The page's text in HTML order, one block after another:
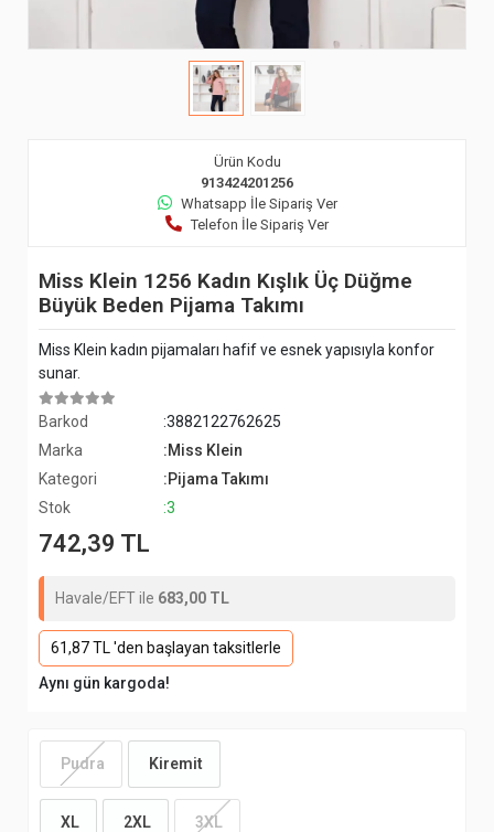
Ürün Kodu
913424201256
Whatsapp İle Sipariş Ver
Telefon İle Sipariş Ver
Miss Klein 1256 Kadın Kışlık Üç Düğme
Büyük Beden Pijama Takımı
Miss Klein kadın pijamaları hafif ve esnek yapısıyla konfor
sunar.
Barkod
:3882122762625
Marka
:Miss Klein
Kategori
:Pijama Takımı
Stok
:3
742,39 TL
Havale/EFT ile 683,00 TL
61,87 TL 'den başlayan taksitlerle
Aynı gün kargoda!
Pudra Kiremit
XL 2XL 3XL